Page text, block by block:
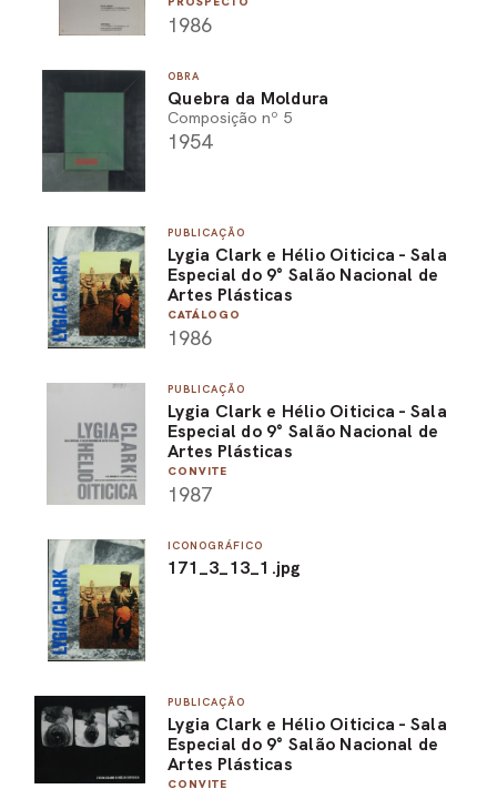
1986
OBRA
Quebra da Moldura
Composição nº 5
1954
PUBLICAÇÃO
Lygia Clark e Hélio Oiticica - Sala
Especial do 9° Salão Nacional de
Artes Plásticas
CATÁLOGO
1986
PUBLICAÇÃO
Lygia Clark e Hélio Oiticica - Sala
Especial do 9° Salão Nacional de
Artes Plásticas
CONVITE
1987
ICONOGRÁFICO
171_3_13_1.jpg
PUBLICAÇÃO
Lygia Clark e Hélio Oiticica - Sala
Especial do 9° Salão Nacional de
Artes Plásticas
CONVITE